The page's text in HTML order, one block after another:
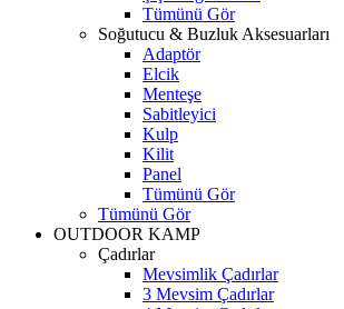
Tümünü Gör
Soğutucu & Buzluk Aksesuarları
Adaptör
Elcik
Menteşe
Sabitleyici
Kulp
Kilit
Panel
Tümünü Gör
Tümünü Gör
OUTDOOR KAMP
Çadırlar
Mevsimlik Çadırlar
3 Mevsim Çadırlar